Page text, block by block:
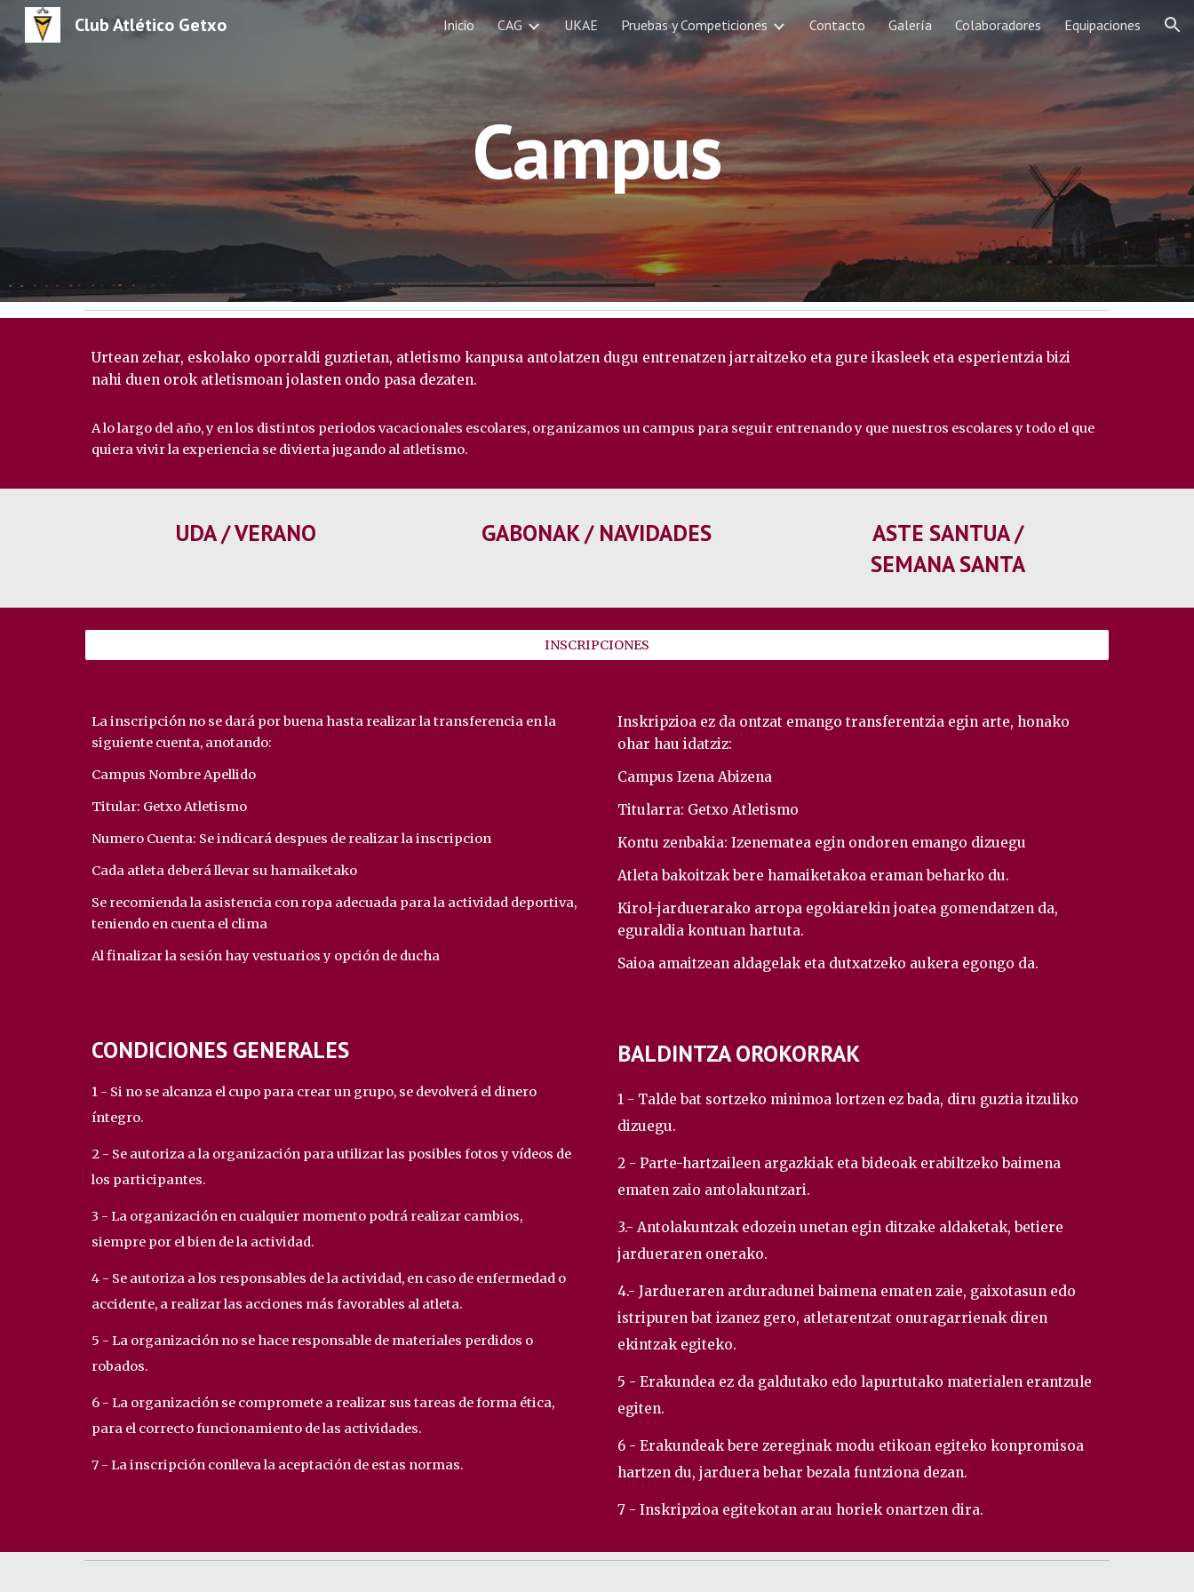
Skip to main content Skip to navigation
Club Atlético Getxo Inicio CAG UKAE Pruebas y Competiciones Contacto Galería Colaboradores Equipaciones
Campus
Urtean zehar, eskolako oporraldi guztietan, atletismo kanpusa antolatzen dugu entrenatzen jarraitzeko eta gure ikasleek eta esperientzia bizi
nahi duen orok atletismoan jolasten ondo pasa dezaten.
A lo largo del año, y en los distintos periodos vacacionales escolares, organizamos un campus para seguir entrenando y que nuestros escolares y todo el que
quiera vivir la experiencia se divierta jugando al atletismo.
UDA / VERANO GABONAK / NAVIDADES
ASTE SANTUA /
SEMANA SANTA
INSCRIPCIONES
La inscripción no se dará por buena hasta realizar la transferencia en la
siguiente cuenta, anotando:
Campus Nombre Apellido
Titular: Getxo Atletismo
Numero Cuenta: Se indicará despues de realizar la inscripcion
Cada atleta deberá llevar su hamaiketako
Se recomienda la asistencia con ropa adecuada para la actividad deportiva,
teniendo en cuenta el clima
Al finalizar la sesión hay vestuarios y opción de ducha
Inskripzioa ez da ontzat emango transferentzia egin arte, honako
ohar hau idatziz:
Campus Izena Abizena
Titularra: Getxo Atletismo
Kontu zenbakia: Izenematea egin ondoren emango dizuegu
Atleta bakoitzak bere hamaiketakoa eraman beharko du.
Kirol-jarduerarako arropa egokiarekin joatea gomendatzen da,
eguraldia kontuan hartuta.
Saioa amaitzean aldagelak eta dutxatzeko aukera egongo da.
CONDICIONES GENERALES
1 - Si no se alcanza el cupo para crear un grupo, se devolverá el dinero
íntegro.
2 - Se autoriza a la organización para utilizar las posibles fotos y vídeos de
los participantes.
3 - La organización en cualquier momento podrá realizar cambios,
siempre por el bien de la actividad.
4 - Se autoriza a los responsables de la actividad, en caso de enfermedad o
accidente, a realizar las acciones más favorables al atleta.
5 - La organización no se hace responsable de materiales perdidos o
robados.
6 - La organización se compromete a realizar sus tareas de forma ética,
para el correcto funcionamiento de las actividades.
7 - La inscripción conlleva la aceptación de estas normas.
BALDINTZA OROKORRAK
1 - Talde bat sortzeko minimoa lortzen ez bada, diru guztia itzuliko
dizuegu.
2 - Parte-hartzaileen argazkiak eta bideoak erabiltzeko baimena
ematen zaio antolakuntzari.
3.- Antolakuntzak edozein unetan egin ditzake aldaketak, betiere
jardueraren onerako.
4.- Jardueraren arduradunei baimena ematen zaie, gaixotasun edo
istripuren bat izanez gero, atletarentzat onuragarrienak diren
ekintzak egiteko.
5 - Erakundea ez da galdutako edo lapurtutako materialen erantzule
egiten.
6 - Erakundeak bere zereginak modu etikoan egiteko konpromisoa
hartzen du, jarduera behar bezala funtziona dezan.
7 - Inskripzioa egitekotan arau horiek onartzen dira.